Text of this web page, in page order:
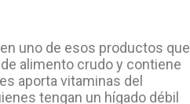
uno de esos productos que
alimento crudo y contiene
aporta vitaminas del
tengan un hígado débil